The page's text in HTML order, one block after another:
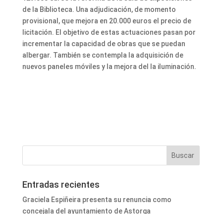
de la Biblioteca. Una adjudicación, de momento
provisional, que mejora en 20.000 euros el precio de
licitación. El objetivo de estas actuaciones pasan por
incrementar la capacidad de obras que se puedan
albergar. También se contempla la adquisición de
nuevos paneles móviles y la mejora del la iluminación.
Entradas recientes
Graciela Espiñeira presenta su renuncia como
concejala del ayuntamiento de Astorga